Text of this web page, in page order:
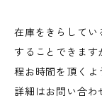
在庫をきらしてい
することできます
程お時間を頂くよ
詳細はお問い合わ